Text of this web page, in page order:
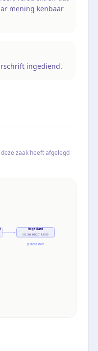
mening kenbaar
ingediend.
zaak heeft afgelegd
Hoge Raad
ECLI:NL:HR:2014:3535
Je bent hier